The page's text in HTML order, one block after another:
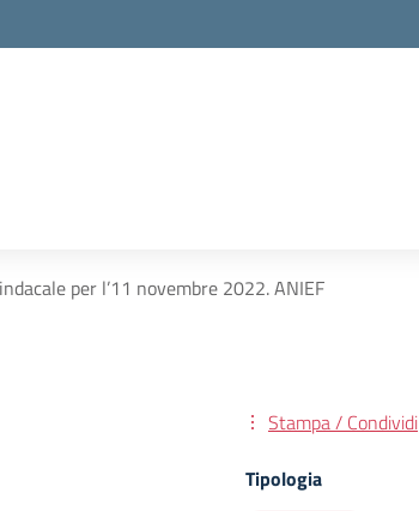
per l’11 novembre 2022. ANIEF
Stampa / Condividi
Tipologia